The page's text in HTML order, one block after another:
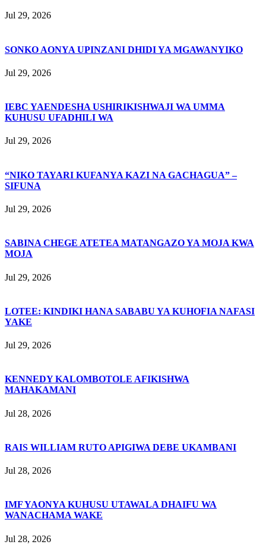
Jul 29, 2026
SONKO AONYA UPINZANI DHIDI YA MGAWANYIKO
Jul 29, 2026
IEBC YAENDESHA USHIRIKISHWAJI WA UMMA
KUHUSU UFADHILI WA
Jul 29, 2026
“NIKO TAYARI KUFANYA KAZI NA GACHAGUA” –
SIFUNA
Jul 29, 2026
SABINA CHEGE ATETEA MATANGAZO YA MOJA KWA
MOJA
Jul 29, 2026
LOTEE: KINDIKI HANA SABABU YA KUHOFIA NAFASI
YAKE
Jul 29, 2026
KENNEDY KALOMBOTOLE AFIKISHWA
MAHAKAMANI
Jul 28, 2026
RAIS WILLIAM RUTO APIGIWA DEBE UKAMBANI
Jul 28, 2026
IMF YAONYA KUHUSU UTAWALA DHAIFU WA
WANACHAMA WAKE
Jul 28, 2026